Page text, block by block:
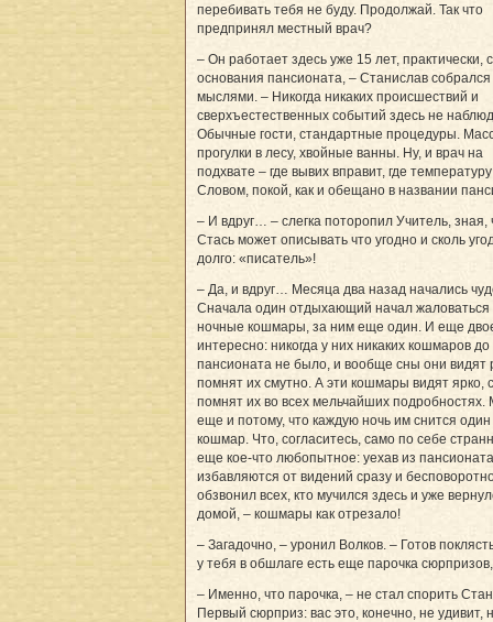
перебивать тебя не буду. Продолжай. Так что
предпринял местный врач?
– Он работает здесь уже 15 лет, практически,
основания пансионата, – Стани­слав собрался
мыслями. – Никогда никаких происшествий и
сверхъестественных событий здесь не
Обычные гости, стандартные процедуры.
прогулки в лесу, хвойные ванны. Ну, и врач на
подхвате – где вывих вправит, где
Словом, покой, как и обещано в названии
– И вдруг… – слегка поторопил Учитель, зная,
Стась может описывать что угодно и сколь
долго: «писатель»!
– Да, и вдруг… Месяца два назад начались
Сначала один отдыхающий начал жаловаться
ночные кошмары, за ним еще один. И еще
интересно: никогда у них никаких кошмаров
пансионата не было, и вообще сны они видят
помнят их смутно. А эти кошмары видят ярко,
помнят их во всех мельчайших подробностях.
еще и потому, что каждую ночь им снится
кошмар. Что, согласитесь, само по себе
еще кое-что любопытное: уехав из
избавляются от видений сразу и
обзвонил всех, кто мучился здесь и уже
домой, – кошмары как отрезало!
– Загадочно, – уронил Волков. – Готов
у тебя в обшлаге есть еще парочка
– Именно, что парочка, – не стал спорить
Первый сюрприз: вас это, конечно, не удивит,